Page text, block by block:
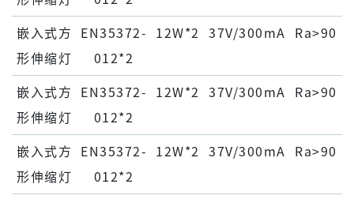
嵌⼊式⽅
形伸缩灯
EN35372-
012*2
12W*2 37V/300mA Ra>90
嵌⼊式⽅
形伸缩灯
EN35372-
012*2
12W*2 37V/300mA Ra>90
嵌⼊式⽅
形伸缩灯
EN35372-
012*2
12W*2 37V/300mA Ra>90